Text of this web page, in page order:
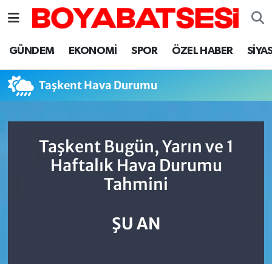
GÜNDEM EKONOMİ SPOR ÖZEL HABER
Taşkent Hava Durumu
Taşkent Bugün, Yarın ve 1
Haftalık Hava Durumu
Tahmini
ŞU AN
Sinop Nöbetçi Eczaneler
Sinop Hava Durumu
Sinop Trafik Yoğunluk Haritası
Süper Lig Puan Durumu ve Fikstür
Son Dakika Haberleri